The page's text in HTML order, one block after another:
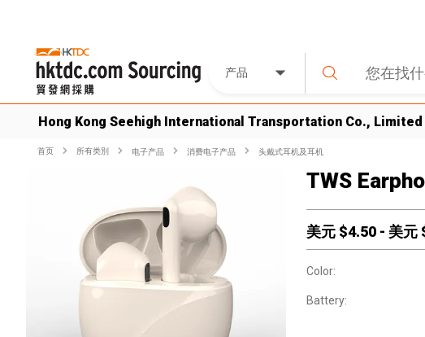
产品
Hong Kong Seehigh International Transportation Co., Limited
首页 所有类別 电子产品 消费电子产品 头戴式耳机及耳机
TWS
美元 $4.50 - 美元
Color:
Battery: